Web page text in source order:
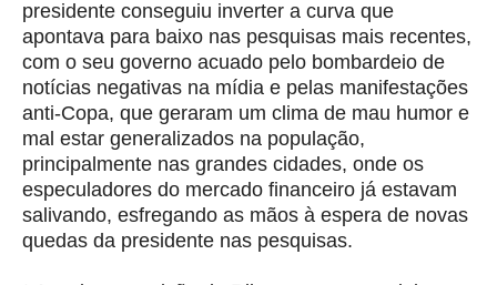
presidente conseguiu inverter a curva que
apontava para baixo nas pesquisas mais recentes,
com o seu governo acuado pelo bombardeio de
notícias negativas na mídia e pelas manifestações
anti-Copa, que geraram um clima de mau humor e
mal estar generalizados na população,
principalmente nas grandes cidades, onde os
especuladores do mercado financeiro já estavam
salivando, esfregando as mãos à espera de novas
quedas da presidente nas pesquisas.